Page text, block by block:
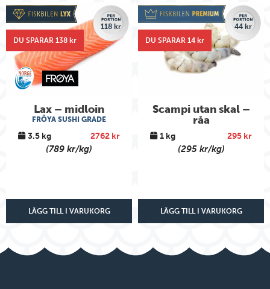
118 kr
DU SPARAR 138 kr
Lax – midloin
FRÖYA SUSHI GRADE
3.5 kg 2762 kr
(789 kr/kg)
LÄGG TILL I VARUKORG
44 kr
DU SPARAR 14 kr
Scampi utan skal –
råa
1 kg 295 kr
(295 kr/kg)
LÄGG TILL I VARUKORG